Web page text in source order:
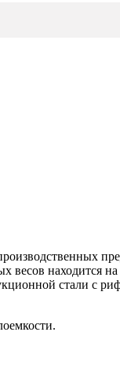
весов находится
стали с